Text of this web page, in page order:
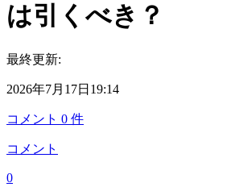
は引くべき？
最終更新:
2026年7月17日19:14
コメント 0 件
コメント
0